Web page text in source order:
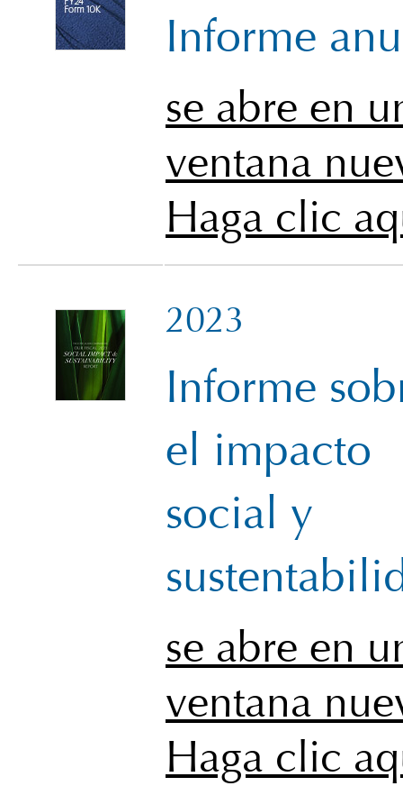
Informe
se abre en
ventana
Haga clic
2023
Informe
el impacto
social y
se abre en
ventana
Haga clic